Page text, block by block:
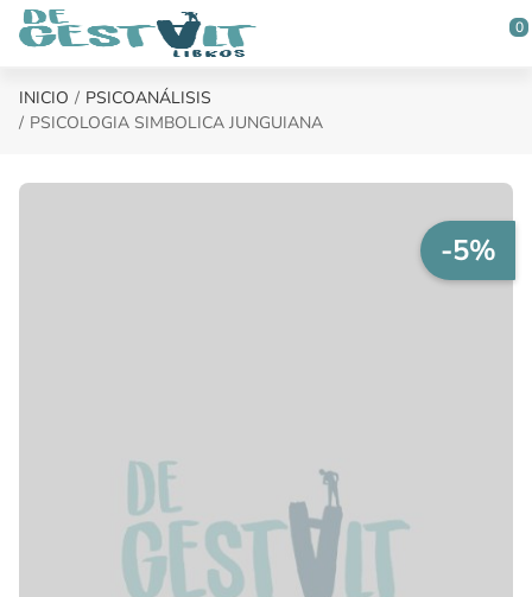
Saltar al contenido principal
0
INICIO
PSICOANÁLISIS
PSICOLOGIA SIMBOLICA JUNGUIANA
-5%